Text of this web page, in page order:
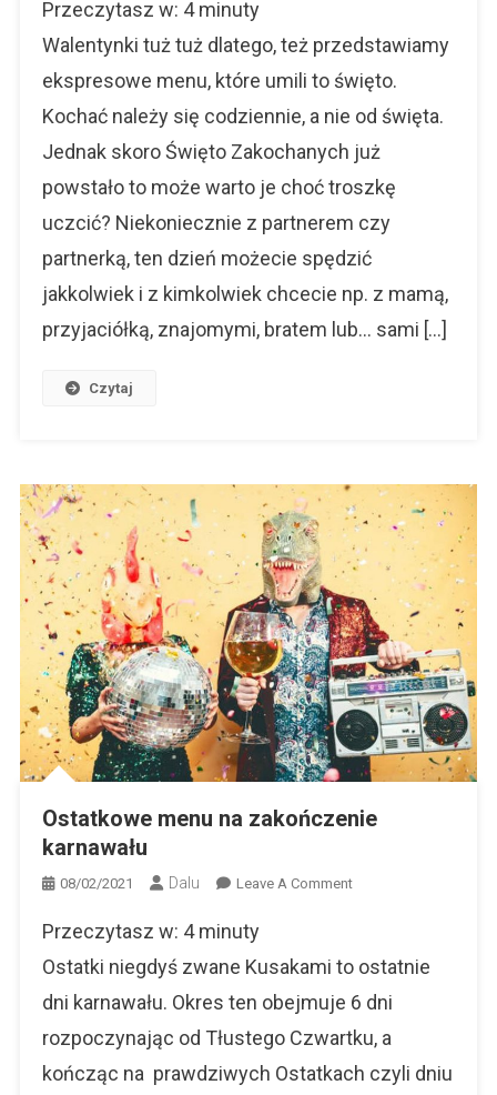
Walentynkowe
Przeczytasz w: 4 minuty
Walentynki tuż tuż dlatego, też przedstawiamy
ekspresowe menu, które umili to święto.
Kochać należy się codziennie, a nie od święta.
Jednak skoro Święto Zakochanych już
powstało to może warto je choć troszkę
uczcić? Niekoniecznie z partnerem czy
partnerką, ten dzień możecie spędzić
jakkolwiek i z kimkolwiek chcecie np. z mamą,
przyjaciółką, znajomymi, bratem lub… sami […]
Czytaj
Ostatkowe menu na zakończenie
karnawału
08/02/2021 Dalu Leave A CommentOn
Karnawału
Przeczytasz w: 4 minuty
Ostatki niegdyś zwane Kusakami to ostatnie
dni karnawału. Okres ten obejmuje 6 dni
rozpoczynając od Tłustego Czwartku, a
kończąc na prawdziwych Ostatkach czyli dniu